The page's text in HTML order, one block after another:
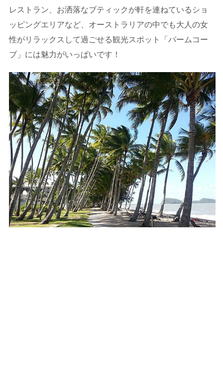
レストラン、お洒落なブティックが軒を連ねているショ
ッピングエリアなど、オーストラリアの中でも大人の女
性がリラックスして過ごせる観光スポット「パームコー
ブ」には魅力がいっぱいです！